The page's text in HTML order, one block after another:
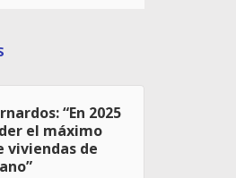
“En 2025
el máximo
viviendas de